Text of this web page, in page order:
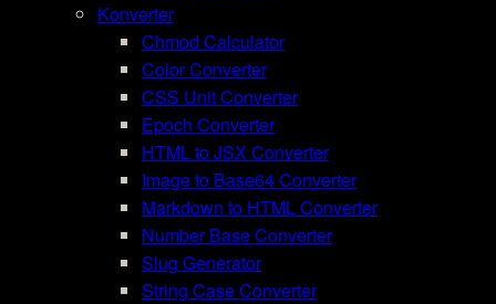
Konverter
Chmod Calculator
Color Converter
CSS Unit Converter
Epoch Converter
HTML to JSX Converter
Image to Base64 Converter
Markdown to HTML Converter
Number Base Converter
Slug Generator
String Case Converter